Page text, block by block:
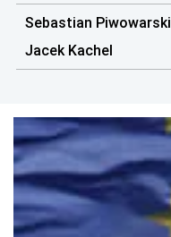
Sebastian Piwowarski
Jacek Kachel